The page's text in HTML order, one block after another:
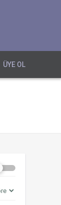
ÜYE OL